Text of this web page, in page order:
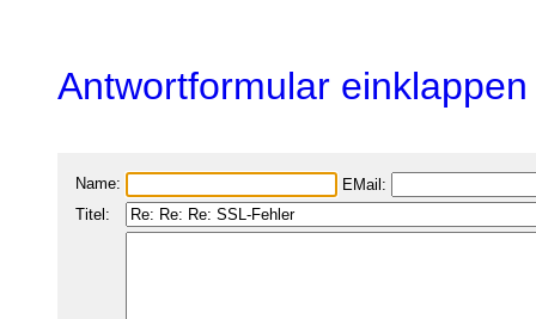
Antwortformular einklappen
Name:
EMail:
Titel: